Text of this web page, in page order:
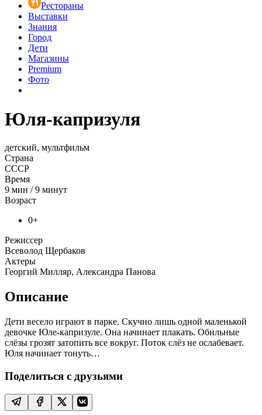
Рестораны
Выставки
Знания
Город
Дети
Магазины
Premium
Фото
Юля-капризуля
детский, мультфильм
Страна
СССР
Время
9 мин /9 минут
Возраст
0+
Режиссер
Всеволод Щербаков
Актеры
Георгий Милляр, Александра Панова
Описание
Дети весело играют в парке. Скучно лишь одной маленькой
девочке Юле-капризуле. Она начинает плакать. Обильные
слёзы грозят затопить все вокруг. Поток слёз не ослабевает.
Юля начинает тонуть…
Поделиться с друзьями